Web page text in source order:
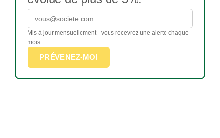
Mis à jour mensuellement - vous recevrez une alerte chaque
mois.
PRÉVENEZ-MOI